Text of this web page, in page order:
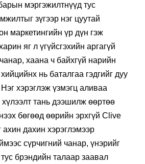
мэргэжилтнүүд тус
зүгээр нэг цуутай
маркетингийн үр дүн гэж
яг л үгүйсгэхийн аргагүй
хаана ч байхгүй нарийн
нь баталгаа гэдгийг дуу
Нэг хэрэглэж үзмэгц аливаа
хүлээлт тань дээшилж өөртөө
бөгөөд өөрийн эрхгүй Clive
дахин хэрэглэмээр
сүрчигний чанар, үнэрийг
брэндийн талаар заавал